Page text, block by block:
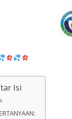
Isi